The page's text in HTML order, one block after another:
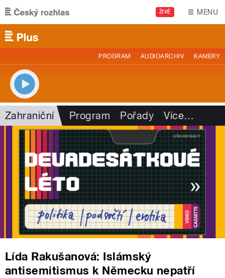
Přejít k hlavnímu obsahu
ŽIVĚ MENU
PROGRAM AUDIOARCHIV KAMERY
Zahraniční Program Pořady Více…
Lída Rakušanová: Islámský
antisemitismus k Německu nepatří